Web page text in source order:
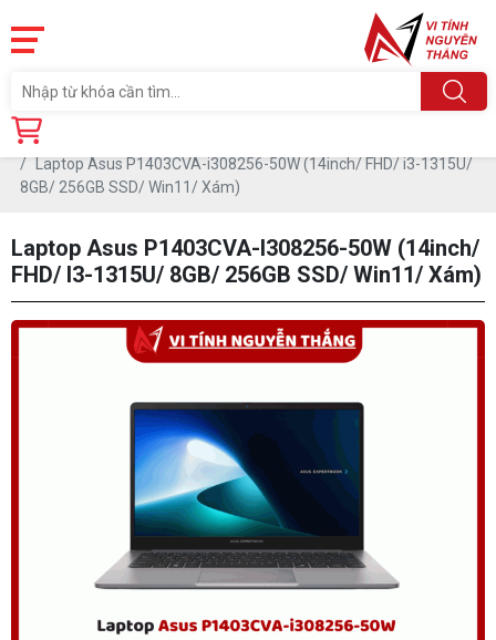
Trang chủ
Laptop Asus P1403CVA-i308256-50W (14inch/ FHD/ i3-1315U/
8GB/ 256GB SSD/ Win11/ Xám)
Laptop Asus P1403CVA-I308256-50W (14inch/
FHD/ I3-1315U/ 8GB/ 256GB SSD/ Win11/ Xám)